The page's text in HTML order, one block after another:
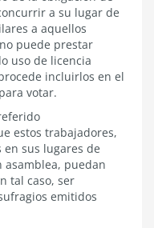
a su lugar de
a aquellos
puede prestar
uso de licencia
incluirlos en el
votar.
estos trabajadores,
sus lugares de
asamblea, puedan
tal caso, ser
emitidos